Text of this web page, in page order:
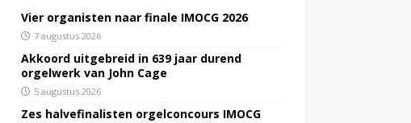
Vier organisten naar finale IMOCG 2026
7 augustus 2026
Akkoord uitgebreid in 639 jaar durend
orgelwerk van John Cage
5 augustus 2026
Zes halvefinalisten orgelconcours IMOCG